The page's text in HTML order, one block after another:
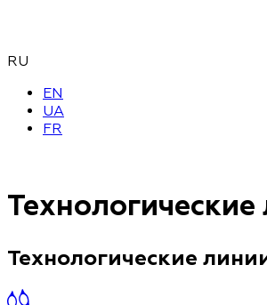
RU
EN
UA
FR
Технологические